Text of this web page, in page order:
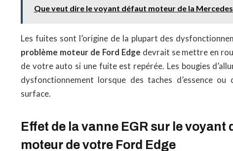
Que veut dire le voyant défaut moteur de la Mercedes
Les fuites sont l’origine de la plupart des
problème moteur de Ford Edge devrait se mettre en
de votre auto si une fuite est repérée. Les bougies
dysfonctionnement lorsque des taches d’essence
surface.
Effet de la vanne EGR sur le
moteur de votre Ford Edge